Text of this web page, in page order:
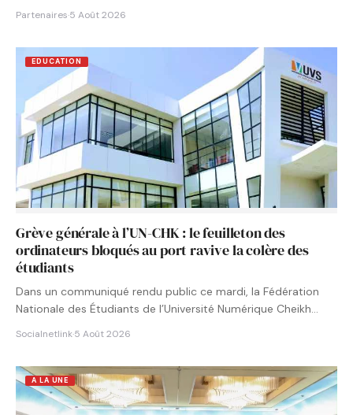
Partenaires·5 Août 2026
EDUCATION
Grève générale à l’UN-CHK : le feuilleton des
ordinateurs bloqués au port ravive la colère des
étudiants
Dans un communiqué rendu public ce mardi, la Fédération
Nationale des Étudiants de l’Université Numérique Cheikh
Socialnetlink·5 Août 2026
A LA UNE